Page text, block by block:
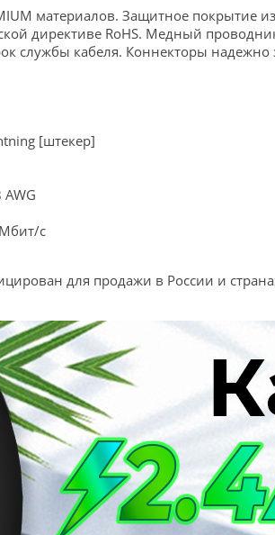
материалов. Защитное покрытие
директиве RoHS. Медный
службы кабеля. Коннекторы
[штекер]
с
для продажи в России и